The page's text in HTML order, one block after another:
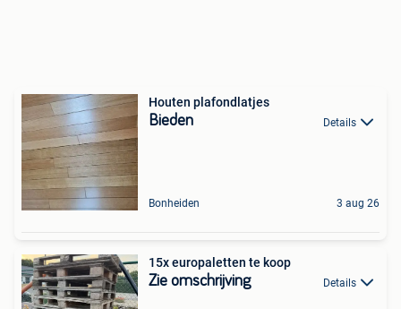
Houten plafondlatjes
Bieden Details
Bonheiden 3 aug 26
15x europaletten te koop
Zie omschrijving Details